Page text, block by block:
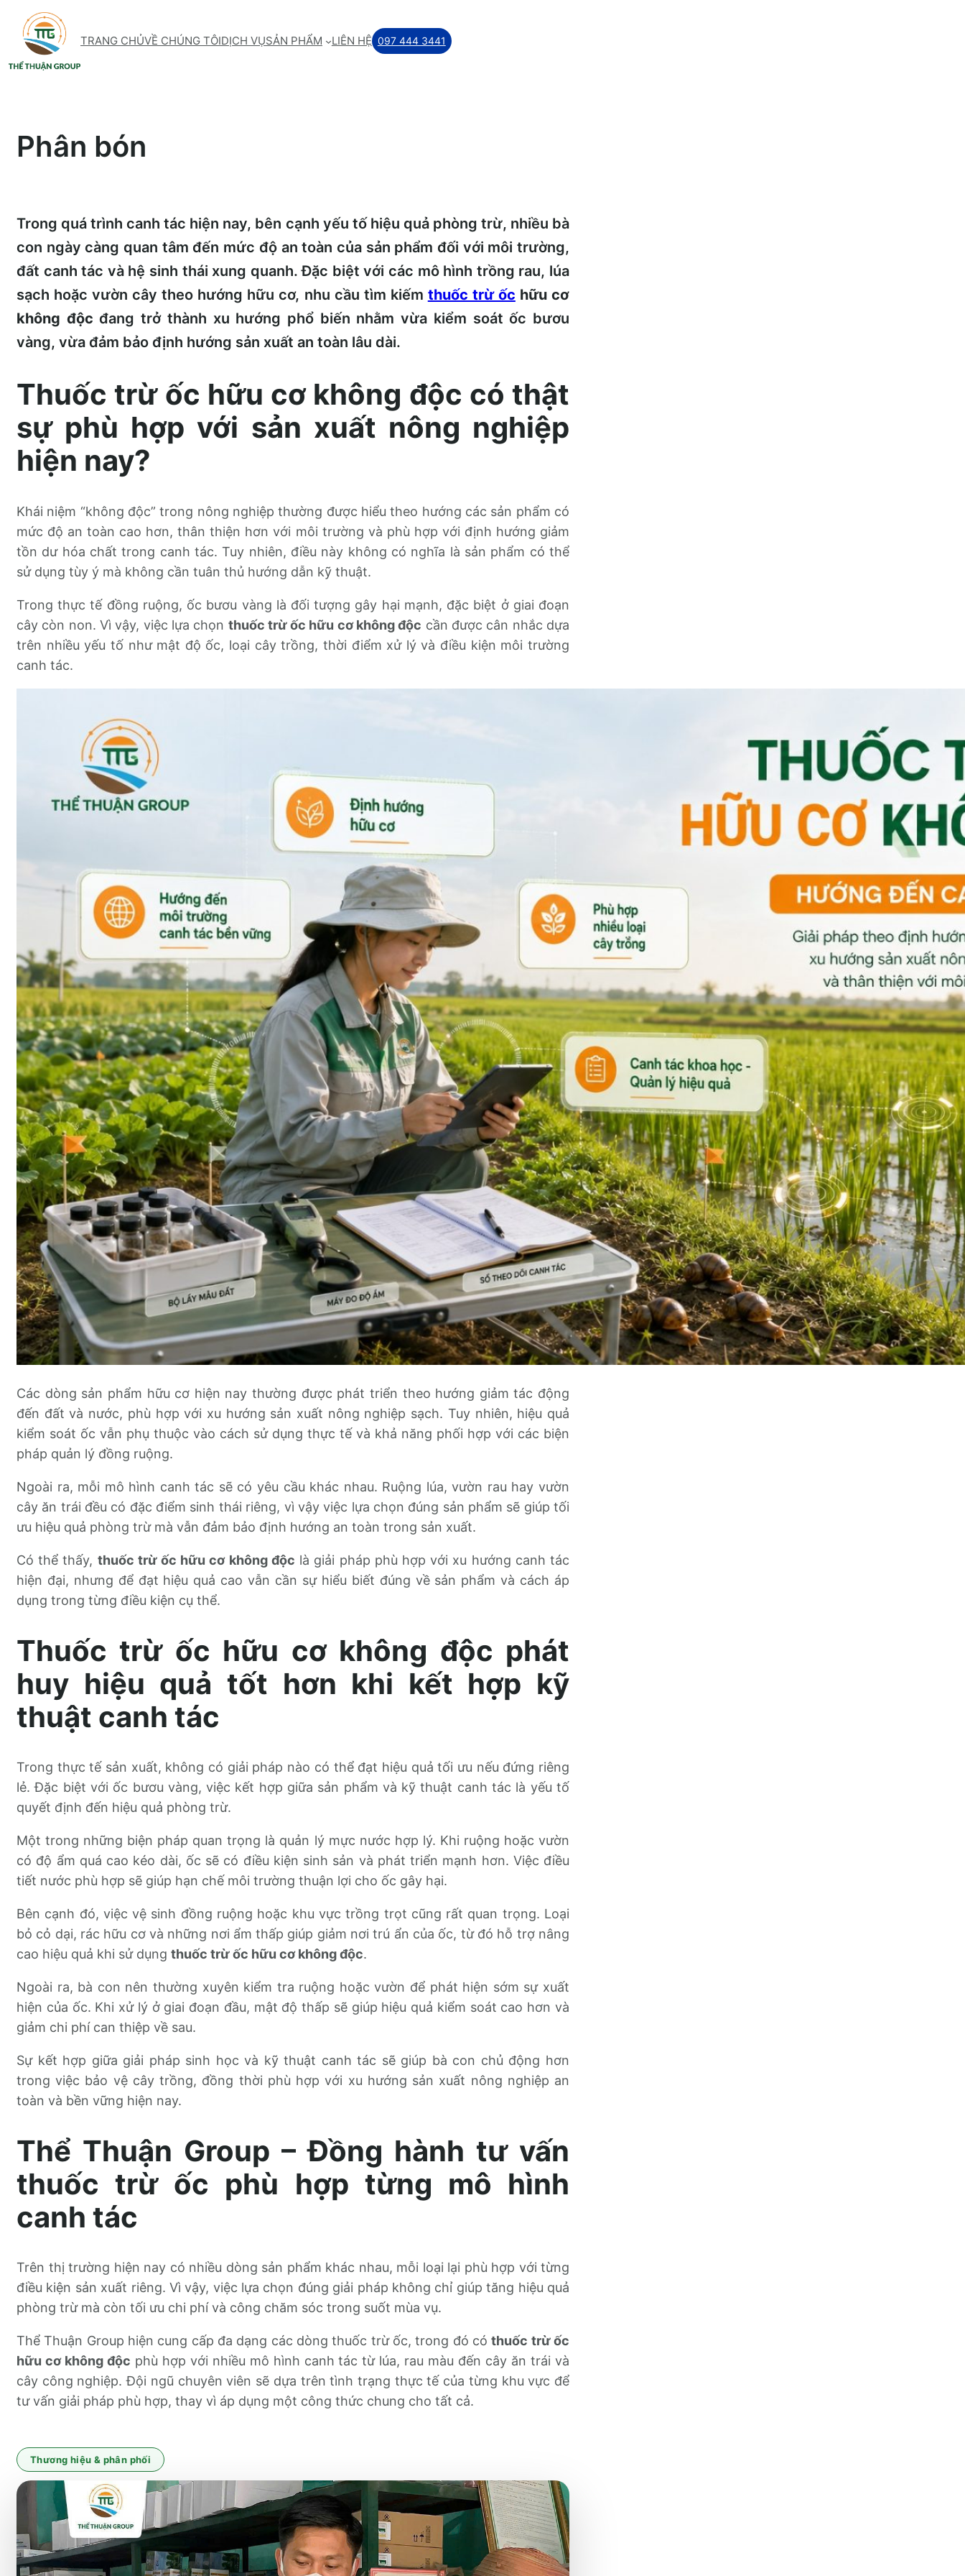
Skip
content
TRANG CHỦVỀ CHÚNG TÔIDỊCH VỤSẢN PHẨM LIÊN HỆ 097 444 3441
Phân bón
Trong quá trình canh tác hiện nay, bên cạnh yếu tố hiệu quả phòng trừ, nhiều bà
con ngày càng quan tâm đến mức độ an toàn của sản phẩm đối với môi trường,
đất canh tác và hệ sinh thái xung quanh. Đặc biệt với các mô hình trồng rau, lúa
sạch hoặc vườn cây theo hướng hữu cơ, nhu cầu tìm kiếm thuốc trừ ốc hữu cơ
không độc đang trở thành xu hướng phổ biến nhằm vừa kiểm soát ốc bươu
vàng, vừa đảm bảo định hướng sản xuất an toàn lâu dài.
Thuốc trừ ốc hữu cơ không độc có thật
sự phù hợp với sản xuất nông nghiệp
hiện nay?
Khái niệm “không độc” trong nông nghiệp thường được hiểu theo hướng các sản phẩm có
mức độ an toàn cao hơn, thân thiện hơn với môi trường và phù hợp với định hướng giảm
tồn dư hóa chất trong canh tác. Tuy nhiên, điều này không có nghĩa là sản phẩm có thể
sử dụng tùy ý mà không cần tuân thủ hướng dẫn kỹ thuật.
Trong thực tế đồng ruộng, ốc bươu vàng là đối tượng gây hại mạnh, đặc biệt ở giai đoạn
cây còn non. Vì vậy, việc lựa chọn thuốc trừ ốc hữu cơ không độc cần được cân nhắc dựa
trên nhiều yếu tố như mật độ ốc, loại cây trồng, thời điểm xử lý và điều kiện môi trường
canh tác.
Các dòng sản phẩm hữu cơ hiện nay thường được phát triển theo hướng giảm tác động
đến đất và nước, phù hợp với xu hướng sản xuất nông nghiệp sạch. Tuy nhiên, hiệu quả
kiểm soát ốc vẫn phụ thuộc vào cách sử dụng thực tế và khả năng phối hợp với các biện
pháp quản lý đồng ruộng.
Ngoài ra, mỗi mô hình canh tác sẽ có yêu cầu khác nhau. Ruộng lúa, vườn rau hay vườn
cây ăn trái đều có đặc điểm sinh thái riêng, vì vậy việc lựa chọn đúng sản phẩm sẽ giúp tối
ưu hiệu quả phòng trừ mà vẫn đảm bảo định hướng an toàn trong sản xuất.
Có thể thấy, thuốc trừ ốc hữu cơ không độc là giải pháp phù hợp với xu hướng canh tác
hiện đại, nhưng để đạt hiệu quả cao vẫn cần sự hiểu biết đúng về sản phẩm và cách áp
dụng trong từng điều kiện cụ thể.
Thuốc trừ ốc hữu cơ không độc phát
huy hiệu quả tốt hơn khi kết hợp kỹ
thuật canh tác
Trong thực tế sản xuất, không có giải pháp nào có thể đạt hiệu quả tối ưu nếu đứng riêng
lẻ. Đặc biệt với ốc bươu vàng, việc kết hợp giữa sản phẩm và kỹ thuật canh tác là yếu tố
quyết định đến hiệu quả phòng trừ.
Một trong những biện pháp quan trọng là quản lý mực nước hợp lý. Khi ruộng hoặc vườn
có độ ẩm quá cao kéo dài, ốc sẽ có điều kiện sinh sản và phát triển mạnh hơn. Việc điều
tiết nước phù hợp sẽ giúp hạn chế môi trường thuận lợi cho ốc gây hại.
Bên cạnh đó, việc vệ sinh đồng ruộng hoặc khu vực trồng trọt cũng rất quan trọng. Loại
bỏ cỏ dại, rác hữu cơ và những nơi ẩm thấp giúp giảm nơi trú ẩn của ốc, từ đó hỗ trợ nâng
cao hiệu quả khi sử dụng thuốc trừ ốc hữu cơ không độc.
Ngoài ra, bà con nên thường xuyên kiểm tra ruộng hoặc vườn để phát hiện sớm sự xuất
hiện của ốc. Khi xử lý ở giai đoạn đầu, mật độ thấp sẽ giúp hiệu quả kiểm soát cao hơn và
giảm chi phí can thiệp về sau.
Sự kết hợp giữa giải pháp sinh học và kỹ thuật canh tác sẽ giúp bà con chủ động hơn
trong việc bảo vệ cây trồng, đồng thời phù hợp với xu hướng sản xuất nông nghiệp an
toàn và bền vững hiện nay.
Thể Thuận Group – Đồng hành tư vấn
thuốc trừ ốc phù hợp từng mô hình
canh tác
Trên thị trường hiện nay có nhiều dòng sản phẩm khác nhau, mỗi loại lại phù hợp với từng
điều kiện sản xuất riêng. Vì vậy, việc lựa chọn đúng giải pháp không chỉ giúp tăng hiệu quả
phòng trừ mà còn tối ưu chi phí và công chăm sóc trong suốt mùa vụ.
Thể Thuận Group hiện cung cấp đa dạng các dòng thuốc trừ ốc, trong đó cóthuốc trừ ốc
hữu cơ không độc phù hợp với nhiều mô hình canh tác từ lúa, rau màu đến cây ăn trái và
cây công nghiệp. Đội ngũ chuyên viên sẽ dựa trên tình trạng thực tế của từng khu vực để
tư vấn giải pháp phù hợp, thay vì áp dụng một công thức chung cho tất cả.
Thương hiệu & phân phối